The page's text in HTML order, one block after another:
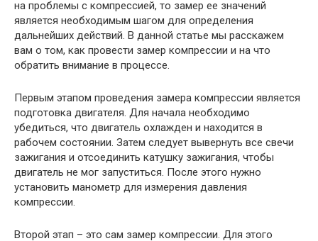
на проблемы с компрессией, то замер ее значений
является необходимым шагом для определения
дальнейших действий. В данной статье мы расскажем
вам о том, как провести замер компрессии и на что
обратить внимание в процессе.
Первым этапом проведения замера компрессии является
подготовка двигателя. Для начала необходимо
убедиться, что двигатель охлажден и находится в
рабочем состоянии. Затем следует вывернуть все свечи
зажигания и отсоединить катушку зажигания, чтобы
двигатель не мог запуститься. После этого нужно
установить манометр для измерения давления
компрессии.
Второй этап – это сам замер компрессии. Для этого